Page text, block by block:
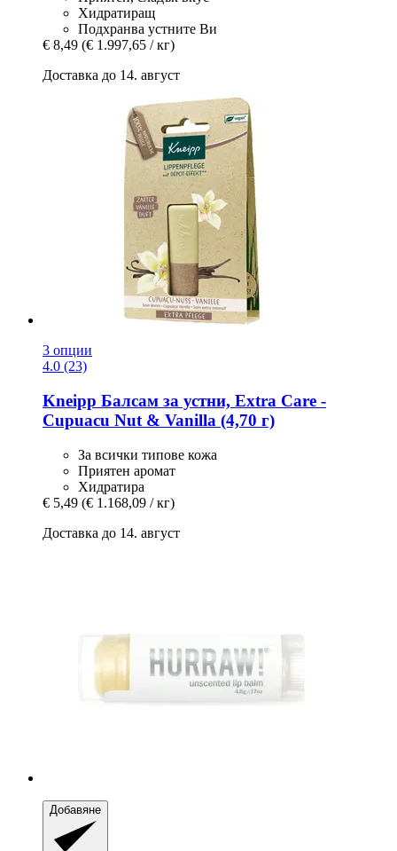
Хидратиращ
Подхранва устните Ви
€ 8,49 (€ 1.997,65 / кг)
Доставка до 14. август
3 опции
4.0 (23)
Kneipp Балсам за устни, Extra Care -​
Cupuacu Nut & Vanilla (4,70 г)
За всички типове кожа
Приятен аромат
Хидратира
€ 5,49 (€ 1.168,09 / кг)
Доставка до 14. август
Добавяне